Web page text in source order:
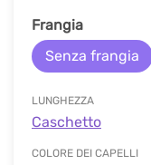
Frangia
Senza frangia
LUNGHEZZA
Сaschetto
COLORE DEI CAPELLI